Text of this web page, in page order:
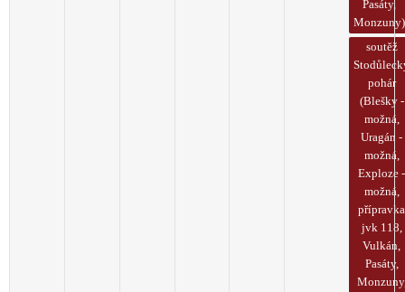
Pasáty,
Monzuny)
soutěž
pohár
(Blešky -
možná,
Uragán -
možná,
Exploze -
možná,
přípravka
jvk 118,
Vulkán,
Pasáty,